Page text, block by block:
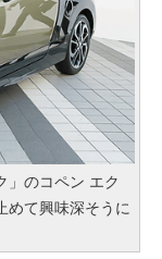
」のコペン エク
めて興味深そうに